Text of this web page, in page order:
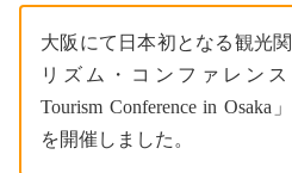
大阪にて日本初となる観光
リズム・コンファレン
Tourism Conference in
を開催しました。